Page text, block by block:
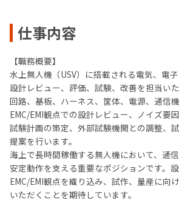
仕事内容
【職務概要】
水上無人機（USV）に搭載される電気、電
設計レビュー、評価、試験、改善を担当いた
回路、基板、ハーネス、筐体、電源、通信機
EMC/EMI観点での設計レビュー、ノイズ要
試験計画の策定、外部試験機関との調整、
提案を行います。
海上で長時間稼働する無人機において、通
安定動作を支える重要なポジションです。
EMC/EMI観点を織り込み、試作、量産に向
いただくことを期待しています。